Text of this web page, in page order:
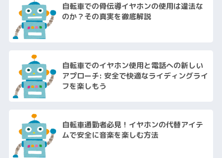
自転車での骨伝導イヤホンの使用は違法な
のか？その真実を徹底解説
自転車でのイヤホン使用と電話への新しい
アプローチ: 安全で快適なライディングライ
フを楽しもう
自転車通勤者必見！イヤホンの代替アイテ
ムで安全に音楽を楽しむ方法